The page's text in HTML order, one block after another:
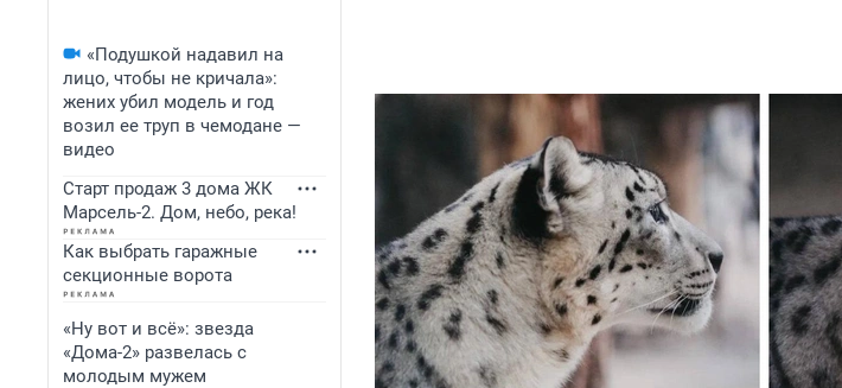
«Подушкой надавил на
лицо, чтобы не кричала»:
жених убил модель и год
возил ее труп в чемодане —
видео
Старт продаж 3 дома ЖК
Марсель-2. Дом, небо, река!
Как выбрать гаражные
секционные ворота
«Ну вот и всё»: звезда
«Дома-2» развелась с
молодым мужем